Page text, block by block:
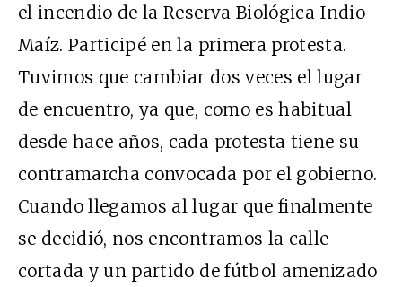
el incendio de la Reserva Biológica Indio
Maíz. Participé en la primera protesta.
Tuvimos que cambiar dos veces el lugar
de encuentro, ya que, como es habitual
desde hace años, cada protesta tiene su
contramarcha convocada por el gobierno.
Cuando llegamos al lugar que finalmente
se decidió, nos encontramos la calle
cortada y un partido de fútbol amenizado